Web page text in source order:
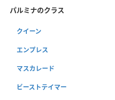
パルミナのクラス
クイーン
エンプレス
マスカレード
ビーストテイマー